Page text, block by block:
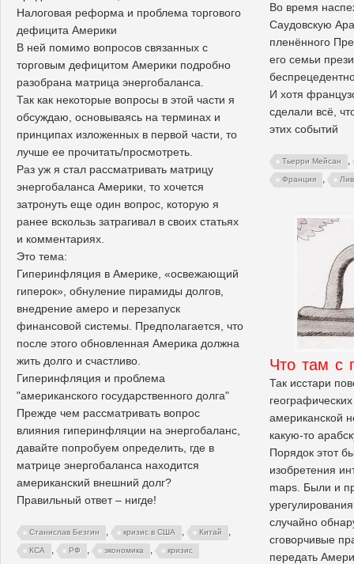
Налоговая реформа и проблема торгового
дефицита Америки
В ней помимо вопросов связанных с
торговым дефицитом Америки подробно
разобрана матрица энергобаланса.
Так как некоторые вопросы в этой части я
обсуждаю, основываясь на терминах и
принципах изложенных в первой части, то
лучше ее прочитать/просмотреть.
Раз уж я стал рассматривать матрицу
энергобаланса Америки, то хочется
затронуть еще один вопрос, которую я
ранее вскользь затрагивал в своих статьях
и комментариях.
Это тема:
Гиперинфляция в Америке, «освежающий
гиперок», обнуление пирамиды долгов,
внедрение амеро и перезапуск
финансовой системы. Предполагается, что
после этого обновленная Америка должна
жить долго и счастливо.
Гиперинфляция и проблема
"американского государственного долга"
Прежде чем рассматривать вопрос
влияния гиперинфляции на энергобаланс,
давайте попробуем определить, где в
матрице энергобаланса находится
американский внешний долг?
Правильный ответ – нигде!
Станислав Безгин , кризис в США , Китай ,
КСА , РФ , экономика , кризис
Во время
Саудовскую
пленённого
его семьи
И хотя
сделали всё,
этих событий
Тьерри Мейсан ,
Франция ,
Что там с
Так исстари
американской
какую-то
Порядок этот
изобретения
maps. Были и
случайно
сговорчивые
передать